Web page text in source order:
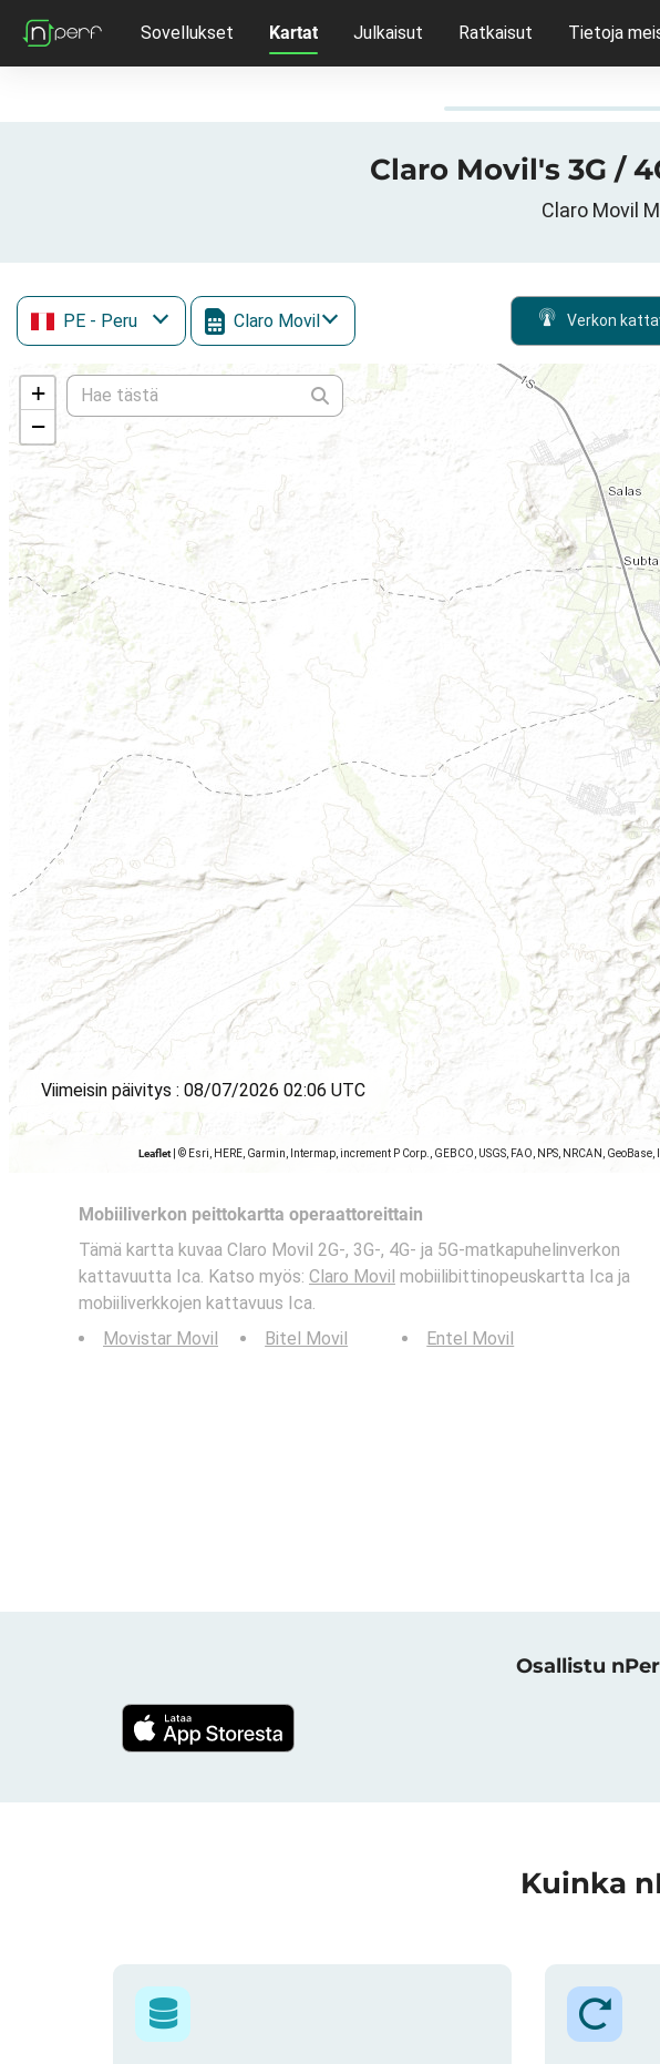
Sovellukset Kartat Julkaisut Ratkaisut Tietoja
Claro Movil's 3G /
Claro Movil
PE - Peru Claro Movil Verkon
+
−
Leaflet © Esri, HERE, Garmin, Intermap, increment P Corp., GEBCO, USGS, FAO, NPS, NRCAN,
Viimeisin päivitys : 08/07/2026 02:06 UTC
Mobiiliverkon peittokartta operaattoreittain
Tämä kartta kuvaa Claro Movil 2G-, 3G-, 4G- ja 5G-matkapuhelinverkon
kattavuutta Ica. Katso myös: Claro Movil mobiilibittinopeuskartta Ica ja
mobiiliverkkojen kattavuus Ica.
Movistar Movil
Bitel Movil Entel Movil
Osallistu
Kuinka